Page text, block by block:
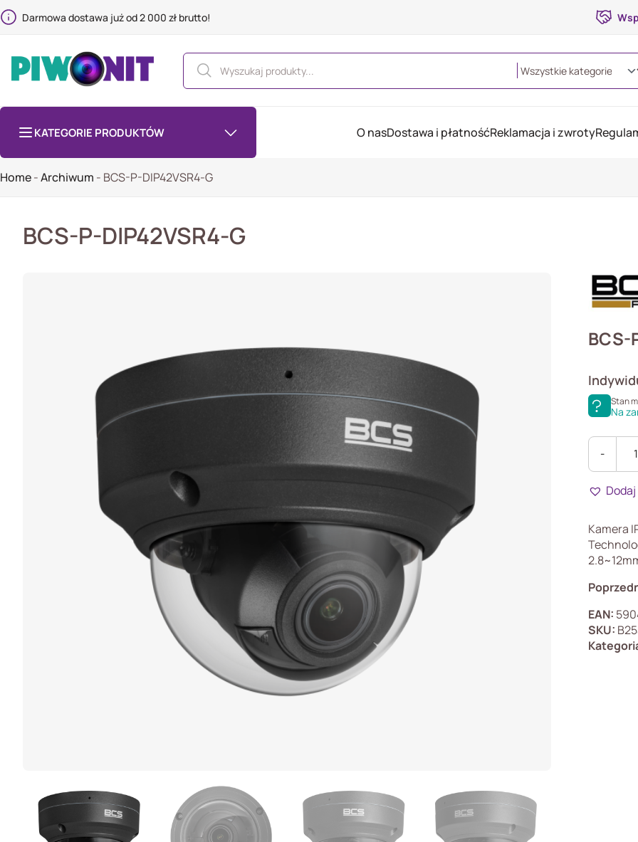
Darmowa dostawa już od 2 000 zł brutto!
KATEGORIE PRODUKTÓW O nasDostawa i płatnośćReklamacja i zwroty
Home-Archiwum - BCS-P-DIP42VSR4-G
BCS-P-DIP42VSR4-G
BCS-
Stan
Na
-
BCS-
P-
G
Kamera
EAN:
SKU: